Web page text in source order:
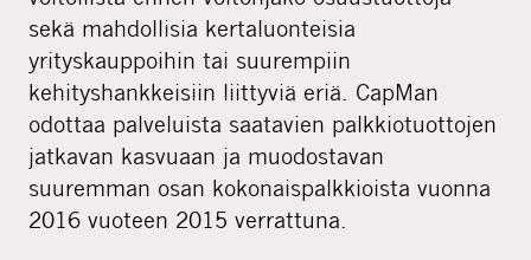
sekä mahdollisia kertaluonteisia
yrityskauppoihin tai suurempiin
kehityshankkeisiin liittyviä eriä. CapMan
odottaa palveluista saatavien palkkiotuottojen
jatkavan kasvuaan ja muodostavan
suuremman osan kokonaispalkkioista vuonna
2016 vuoteen 2015 verrattuna.